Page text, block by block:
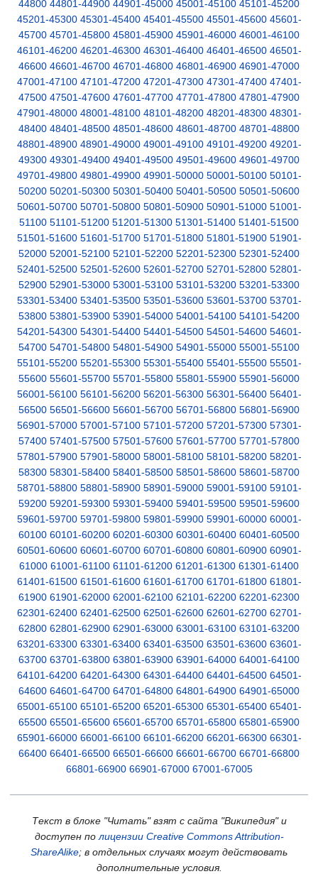
44800 44801-44900 44901-45000 45001-45100 45101-45200
45201-45300 45301-45400 45401-45500 45501-45600 45601-
45700 45701-45800 45801-45900 45901-46000 46001-46100
46101-46200 46201-46300 46301-46400 46401-46500 46501-
46600 46601-46700 46701-46800 46801-46900 46901-47000
47001-47100 47101-47200 47201-47300 47301-47400 47401-
47500 47501-47600 47601-47700 47701-47800 47801-47900
47901-48000 48001-48100 48101-48200 48201-48300 48301-
48400 48401-48500 48501-48600 48601-48700 48701-48800
48801-48900 48901-49000 49001-49100 49101-49200 49201-
49300 49301-49400 49401-49500 49501-49600 49601-49700
49701-49800 49801-49900 49901-50000 50001-50100 50101-
50200 50201-50300 50301-50400 50401-50500 50501-50600
50601-50700 50701-50800 50801-50900 50901-51000 51001-
51100 51101-51200 51201-51300 51301-51400 51401-51500
51501-51600 51601-51700 51701-51800 51801-51900 51901-
52000 52001-52100 52101-52200 52201-52300 52301-52400
52401-52500 52501-52600 52601-52700 52701-52800 52801-
52900 52901-53000 53001-53100 53101-53200 53201-53300
53301-53400 53401-53500 53501-53600 53601-53700 53701-
53800 53801-53900 53901-54000 54001-54100 54101-54200
54201-54300 54301-54400 54401-54500 54501-54600 54601-
54700 54701-54800 54801-54900 54901-55000 55001-55100
55101-55200 55201-55300 55301-55400 55401-55500 55501-
55600 55601-55700 55701-55800 55801-55900 55901-56000
56001-56100 56101-56200 56201-56300 56301-56400 56401-
56500 56501-56600 56601-56700 56701-56800 56801-56900
56901-57000 57001-57100 57101-57200 57201-57300 57301-
57400 57401-57500 57501-57600 57601-57700 57701-57800
57801-57900 57901-58000 58001-58100 58101-58200 58201-
58300 58301-58400 58401-58500 58501-58600 58601-58700
58701-58800 58801-58900 58901-59000 59001-59100 59101-
59200 59201-59300 59301-59400 59401-59500 59501-59600
59601-59700 59701-59800 59801-59900 59901-60000 60001-
60100 60101-60200 60201-60300 60301-60400 60401-60500
60501-60600 60601-60700 60701-60800 60801-60900 60901-
61000 61001-61100 61101-61200 61201-61300 61301-61400
61401-61500 61501-61600 61601-61700 61701-61800 61801-
61900 61901-62000 62001-62100 62101-62200 62201-62300
62301-62400 62401-62500 62501-62600 62601-62700 62701-
62800 62801-62900 62901-63000 63001-63100 63101-63200
63201-63300 63301-63400 63401-63500 63501-63600 63601-
63700 63701-63800 63801-63900 63901-64000 64001-64100
64101-64200 64201-64300 64301-64400 64401-64500 64501-
64600 64601-64700 64701-64800 64801-64900 64901-65000
65001-65100 65101-65200 65201-65300 65301-65400 65401-
65500 65501-65600 65601-65700 65701-65800 65801-65900
65901-66000 66001-66100 66101-66200 66201-66300 66301-
66400 66401-66500 66501-66600 66601-66700 66701-66800
66801-66900 66901-67000 67001-67005
Текст в блоке "Читать" взят с сайта "Википедия" и
доступен по лицензии Creative Commons Attribution-
ShareAlike; в отдельных случаях могут действовать
дополнительные условия.